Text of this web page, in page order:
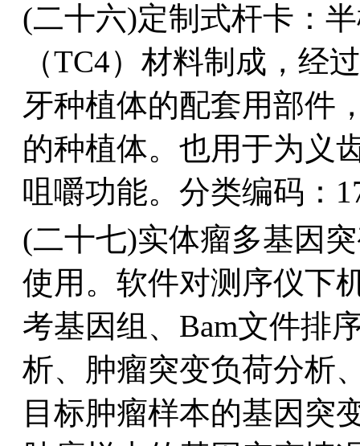
(二十六)定制式杆卡：
（TC4）材料制成，经
牙种植体的配套用部件
的种植体。也用于为义
咀嚼功能。分类编码：
(二十七)实体瘤多基因
使用。软件对测序仪下
考基因组、Bam文件排
析、肿瘤突变负荷分析
目标肿瘤样本的基因突